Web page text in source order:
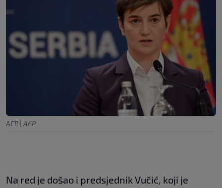
AFP | AFP
Na red je došao i predsjednik Vučić, koji je